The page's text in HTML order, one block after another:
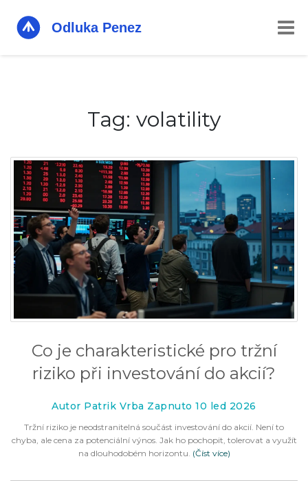
Tag: volatility
Co je charakteristické pro tržní
riziko při investování do akcií?
Autor Patrik Vrba Zapnuto 10 led 2026
Tržní riziko je neodstranitelná součást investování do akcií. Není to
chyba, ale cena za potenciální výnos. Jak ho pochopit, tolerovat a využít
na dlouhodobém horizontu. (Číst více)